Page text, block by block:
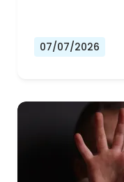
07/07/2026